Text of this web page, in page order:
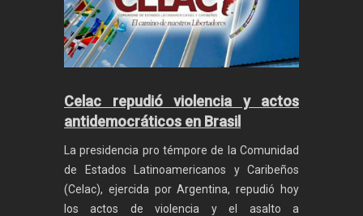
Celac repudió violencia y actos
antidemocráticos en Brasil
La presidencia pro témpore de la Comunidad
de Estados Latinoamericanos y Caribeños
(Celac), ejercida por Argentina, repudió hoy
los actos de violencia y el asalto a